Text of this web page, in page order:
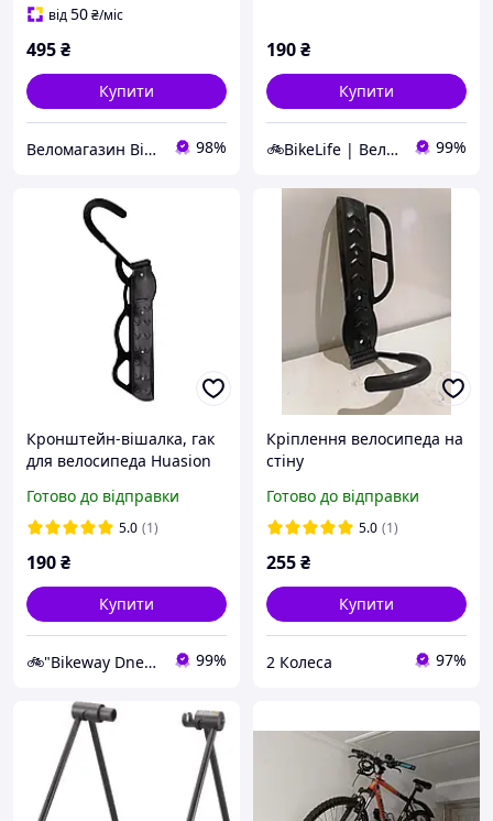
від50₴/міс
495₴
Купити
Веломагазин Bike-components.com.ua 98%
190₴
Купити
🚲BikeLife | Велосипеди, запчастини, аксесуари та інструменти для них 99%
Кронштейн-вішалка, гак
для велосипеда Huasion
колесо
Готово до відправки
5.0 (1)
190₴
Купити
🚲"Bikeway Dnepr" склад-магазин велосипедів та комплектуючих 99%
Кріплення велосипеда на
стіну
Готово до відправки
5.0 (1)
255₴
Купити
2 Колеса 97%